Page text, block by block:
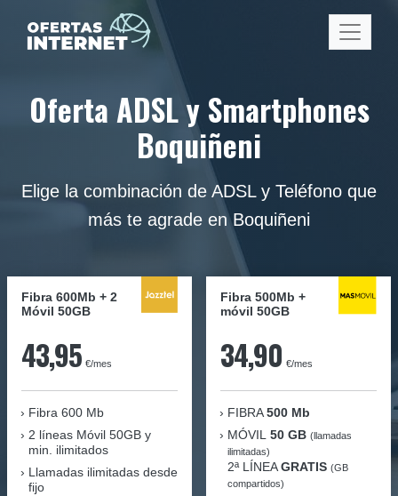
Oferta ADSL y Smartphones
Boquiñeni
Elige la combinación de ADSL y Teléfono que
más te agrade en Boquiñeni
Fibra 600Mb + 2
Móvil 50GB
43,95 €/mes
Fibra 600 Mb
2 líneas Móvil 50GB y
min. ilimitados
Llamadas ilimitadas desde
fijo
Fibra 500Mb +
móvil 50GB
34,90 €/mes
FIBRA 500 Mb
MÓVIL 50 GB (llamadas
ilimitadas)
2ª LÍNEAGRATIS (GB
compartidos)